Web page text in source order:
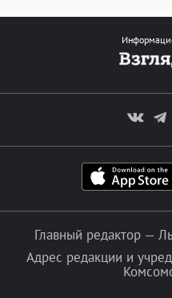
Главный редактор —
Адрес редакции и